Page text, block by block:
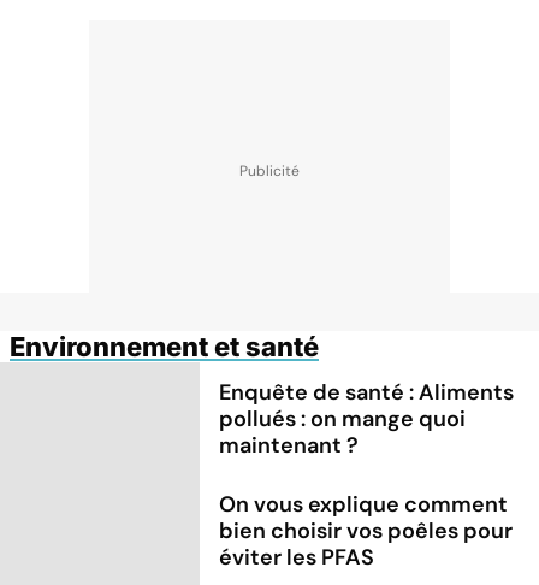
Environnement et santé
Enquête de santé : Aliments
pollués : on mange quoi
maintenant ?
On vous explique comment
bien choisir vos poêles pour
éviter les PFAS